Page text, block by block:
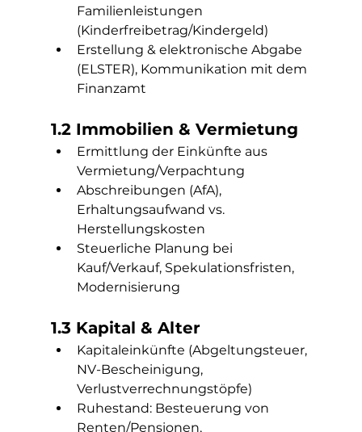
Familienleistungen
(Kinderfreibetrag/Kindergeld)
Erstellung & elektronische Abgabe
(ELSTER), Kommunikation mit dem
Finanzamt
1.2 Immobilien & Vermietung
Ermittlung der Einkünfte aus
Vermietung/Verpachtung
Abschreibungen (AfA),
Erhaltungsaufwand vs.
Herstellungskosten
Steuerliche Planung bei
Kauf/Verkauf, Spekulationsfristen,
Modernisierung
1.3 Kapital & Alter
Kapitaleinkünfte (Abgeltungsteuer,
NV-Bescheinigung,
Verlustverrechnungstöpfe)
Ruhestand: Besteuerung von
Renten/Pensionen,